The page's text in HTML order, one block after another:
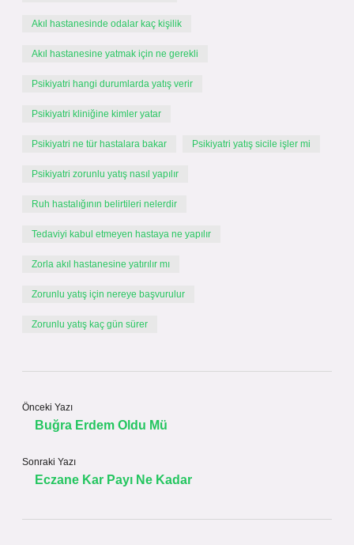
Akıl hastanesinde odalar kaç kişilik
Akıl hastanesine yatmak için ne gerekli
Psikiyatri hangi durumlarda yatış verir
Psikiyatri kliniğine kimler yatar
Psikiyatri ne tür hastalara bakar Psikiyatri yatış sicile işler mi
Psikiyatri zorunlu yatış nasıl yapılır
Ruh hastalığının belirtileri nelerdir
Tedaviyi kabul etmeyen hastaya ne yapılır
Zorla akıl hastanesine yatırılır mı
Zorunlu yatış için nereye başvurulur
Zorunlu yatış kaç gün sürer
Önceki Yazı
Buğra Erdem Oldu Mü
Sonraki Yazı
Eczane Kar Payı Ne Kadar